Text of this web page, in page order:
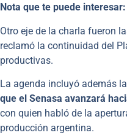
Nota que te puede interesar:
Otro eje de la charla fueron
reclamó la continuidad del
productivas.
La agenda incluyó además
que el Senasa avanzará
con quien habló de la
producción argentina.